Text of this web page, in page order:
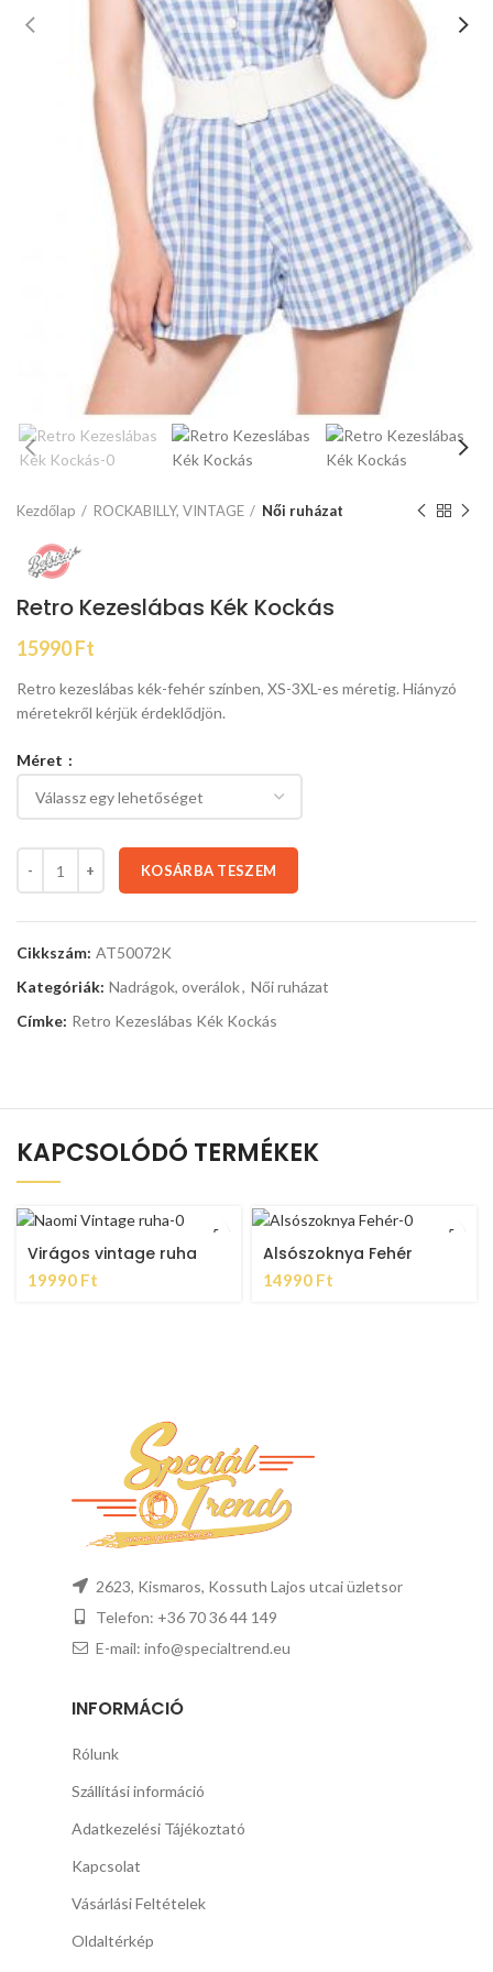
Kezdőlap ROCKABILLY, VINTAGE Női ruházat
Retro Kezeslábas Kék Kockás
15990Ft
Retro kezeslábas kék-fehér színben, XS-3XL-es méretig. Hiányzó
méretekről kérjük érdeklődjön.
Méret
KOSÁRBA TESZEM
Cikkszám: AT50072K
Kategóriák: Nadrágok, overálok, Női ruházat
Címke: Retro Kezeslábas Kék Kockás
KAPCSOLÓDÓ TERMÉKEK
Virágos vintage ruha
19990 Ft
Alsószoknya Fehér
14990 Ft
2623, Kismaros, Kossuth Lajos utcai üzletsor
Telefon: +36 70 36 44 149
E-mail: info@specialtrend.eu
INFORMÁCIÓ
Rólunk
Szállítási információ
Adatkezelési Tájékoztató
Kapcsolat
Vásárlási Feltételek
Oldaltérkép